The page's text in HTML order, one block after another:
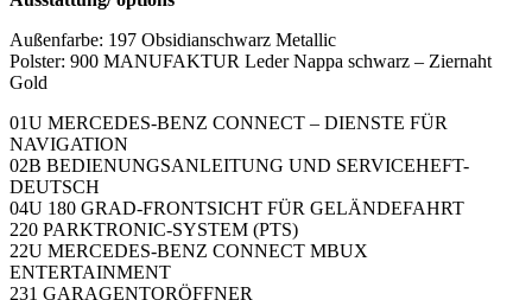
Außenfarbe: 197 Obsidianschwarz Metallic
Polster: 900 MANUFAKTUR Leder Nappa schwarz – Ziernaht
Gold
01U MERCEDES-BENZ CONNECT – DIENSTE FÜR
NAVIGATION
02B BEDIENUNGSANLEITUNG UND SERVICEHEFT-
DEUTSCH
04U 180 GRAD-FRONTSICHT FÜR GELÄNDEFAHRT
220 PARKTRONIC-SYSTEM (PTS)
22U MERCEDES-BENZ CONNECT MBUX
ENTERTAINMENT
231 GARAGENTORÖFFNER